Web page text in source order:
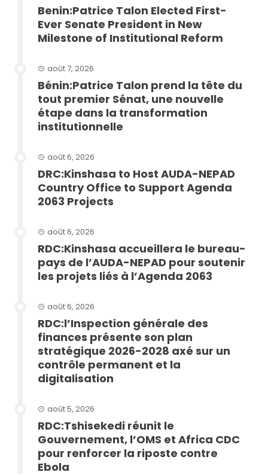
Benin:Patrice Talon Elected First-
Ever Senate President in New
Milestone of Institutional Reform
août 7, 2026
Bénin:Patrice Talon prend la tête du
tout premier Sénat, une nouvelle
étape dans la transformation
institutionnelle
août 6, 2026
DRC:Kinshasa to Host AUDA-NEPAD
Country Office to Support Agenda
2063 Projects
août 6, 2026
RDC:Kinshasa accueillera le bureau-
pays de l’AUDA-NEPAD pour soutenir
les projets liés à l’Agenda 2063
août 6, 2026
RDC:l’Inspection générale des
finances présente son plan
stratégique 2026-2028 axé sur un
contrôle permanent et la
digitalisation
août 5, 2026
RDC:Tshisekedi réunit le
Gouvernement, l’OMS et Africa CDC
pour renforcer la riposte contre
Ebola